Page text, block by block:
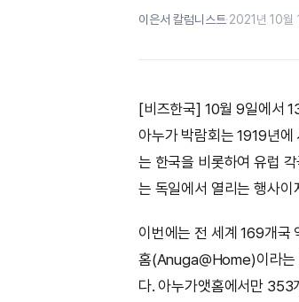
이은서 칼럼니스트·2021년 10월
[비즈한국] 10월 9일에서
아누가 박람회는 1919년에
는 한국을 비롯하여 유럽
는 독일에서 열리는 행사
이번에는 전 세계 169개국
홈(Anuga@Home)이라는
다. 아누가앳홈에서만 353